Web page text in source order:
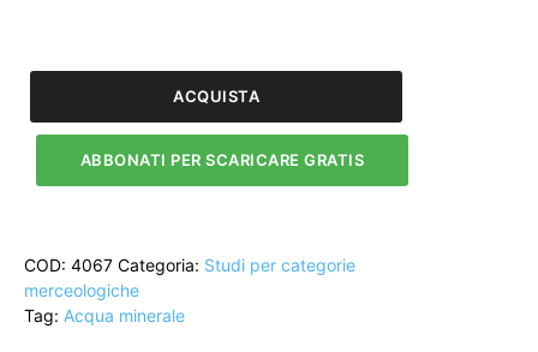
Report
GDO
quantità
ACQUISTA
ABBONATI PER SCARICARE GRATIS
COD: 4067 Categoria: Studi per categorie
merceologiche
Tag: Acqua minerale